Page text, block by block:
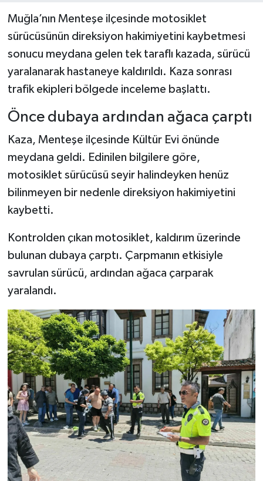
Muğla’nın Menteşe ilçesinde motosiklet
sürücüsünün direksiyon hakimiyetini kaybetmesi
sonucu meydana gelen tek taraflı kazada, sürücü
yaralanarak hastaneye kaldırıldı. Kaza sonrası
trafik ekipleri bölgede inceleme başlattı.
Önce dubaya ardından ağaca çarptı
Kaza, Menteşe ilçesinde Kültür Evi önünde
meydana geldi. Edinilen bilgilere göre,
motosiklet sürücüsü seyir halindeyken henüz
bilinmeyen bir nedenle direksiyon hakimiyetini
kaybetti.
Kontrolden çıkan motosiklet, kaldırım üzerinde
bulunan dubaya çarptı. Çarpmanın etkisiyle
savrulan sürücü, ardından ağaca çarparak
yaralandı.